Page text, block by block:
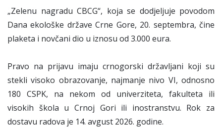
„Zelenu nagradu CBCG“, koja se dodjeljuje povodom
Dana ekološke države Crne Gore, 20. septembra, čine
plaketa i novčani dio u iznosu od 3.000 eura.
Pravo na prijavu imaju crnogorski državljani koji su
stekli visoko obrazovanje, najmanje nivo VI, odnosno
180 CSPK, na nekom od univerziteta, fakulteta ili
visokih škola u Crnoj Gori ili inostranstvu. Rok za
dostavu radova je 14. avgust 2026. godine.